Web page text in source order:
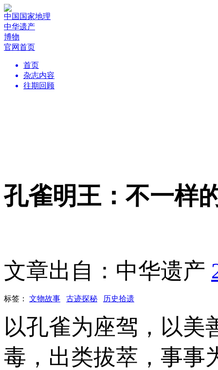
中国国家地理
中华遗产
博物
官网首页
首页
杂志内容
往期回顾
孔雀明王：不一样
文章出自：中华遗产
标签： 文物故事 古迹探秘 历史拾遗
以孔雀为座驾，以美
毒，出类拔萃，事